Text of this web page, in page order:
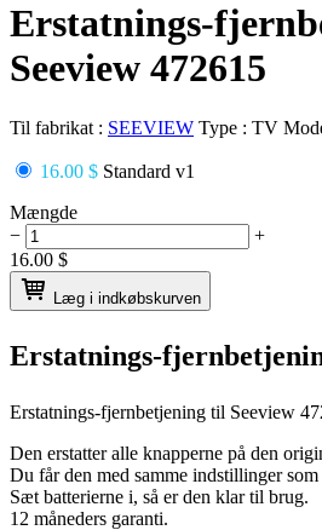
Erstatnings-
Seeview 472615
Til fabrikat : SEEVIEW Type : TV
16.00 $ Standard v1
Mængde
−
+
16.00 $
Læg i indkøbskurven
Erstatnings-
Erstatnings-fjernbetjening til Seeview
Den erstatter alle knapperne på den
Du får den med samme indstillinger
Sæt batterierne i, så er den klar til brug.
12 måneders garanti.